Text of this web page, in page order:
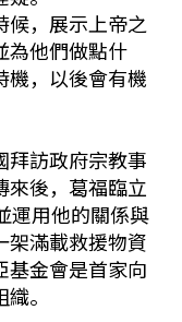
候，展示上帝之
為他們做點什
機，以後會有機
拜訪政府宗教事
來後，葛福臨立
運用他的關係與
架滿載救援物資
基金會是首家向
。